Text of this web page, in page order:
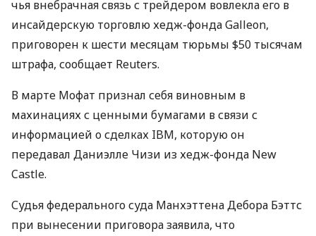
чья внебрачная связь с трейдером вовлекла его в
инсайдерскую торговлю хедж-фонда Galleon,
приговорен к шести месяцам тюрьмы $50 тысячам
штрафа, сообщает Reuters.
В марте Мофат признал себя виновным в
махинациях с ценными бумагами в связи с
информацией о сделках IBM, которую он
передавал Даниэлле Чизи из хедж-фонда New
Castle.
Судья федерального суда Манхэттена Дебора Бэттс
при вынесении приговора заявила, что